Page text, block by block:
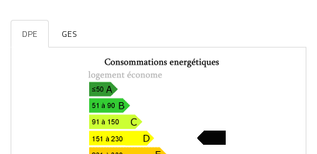
DPE GES